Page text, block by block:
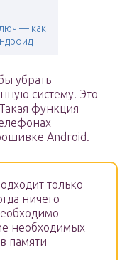
— как
убрать
систему. Это
функция
Android.
только
ничего
необходимых
памяти